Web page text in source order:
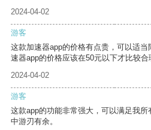
2024-04-02
游客
这款加速器app的价格有点贵，可以适
速器app的价格应该在50元以下才比较合
2024-04-02
游客
这款app的功能非常强大，可以满足我
中游刃有余。